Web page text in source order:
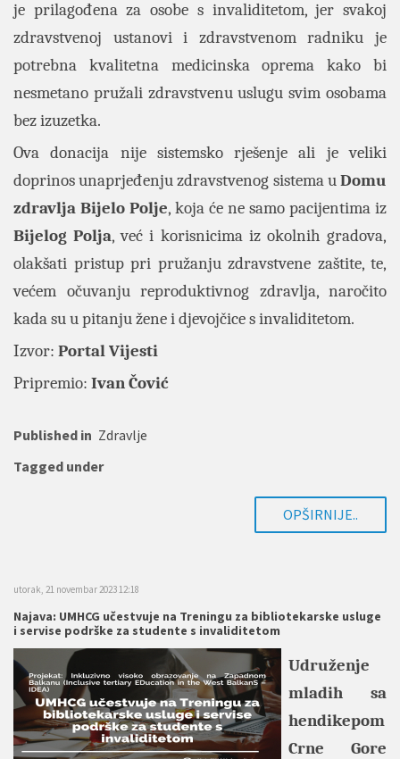
je prilagođena za osobe s invaliditetom, jer svakoj
zdravstvenoj ustanovi i zdravstvenom radniku je
potrebna kvalitetna medicinska oprema kako bi
nesmetano pružali zdravstvenu uslugu svim osobama
bez izuzetka.
Ova donacija nije sistemsko rješenje ali je veliki
doprinos unaprjeđenju zdravstvenog sistema uDomu
zdravlja Bijelo Polje, koja će ne samo pacijentima iz
Bijelog Polja, već i korisnicima iz okolnih gradova,
olakšati pristup pri pružanju zdravstvene zaštite, te,
većem očuvanju reproduktivnog zdravlja, naročito
kada su u pitanju žene i djevojčice s invaliditetom.
Izvor: PortalVijesti
Pripremio: Ivan Čović
Published in Zdravlje
Tagged under
OPŠIRNIJE..
utorak, 21 novembar 2023 12:18
Najava: UMHCG učestvuje na Treningu za bibliotekarske usluge
i servise podrške za studente s invaliditetom
Udruženje
mladih sa
hendikepom
Crne Gore